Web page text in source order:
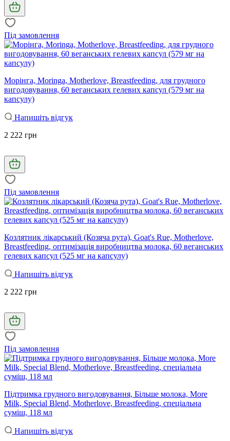
Під замовлення
Морінга, Moringa, Motherlove, Breastfeeding, для грудного
вигодовування, 60 веганських гелевих капсул (579 мг на
капсулу)
Напишіть відгук
2 222 грн
Під замовлення
Козлятник лікарський (Козяча рута), Goat's Rue, Motherlove,
Breastfeeding, оптимізація виробництва молока, 60 веганських
гелевих капсул (525 мг на капсулу)
Напишіть відгук
2 222 грн
Під замовлення
Підтримка грудного вигодовування, Більше молока, More
Milk, Special Blend, Motherlove, Breastfeeding, спеціальна
суміш, 118 мл
Напишіть відгук